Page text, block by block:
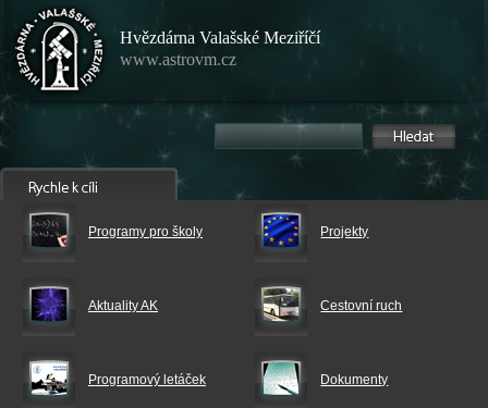
Hvězdárna Valašské Meziříčí
www.astrovm.cz
Programy pro školy Projekty
Aktuality AK Cestovní ruch
Programový letáček Dokumenty